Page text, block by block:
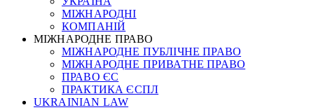
МІЖНАРОДНІ
КОМПАНІЙ
МІЖНАРОДНЕ ПРАВО
МІЖНАРОДНЕ ПУБЛІЧНЕ ПРАВО
МІЖНАРОДНЕ ПРИВАТНЕ ПРАВО
ПРАВО ЄС
ПРАКТИКА ЄСПЛ
UKRAINIAN LAW